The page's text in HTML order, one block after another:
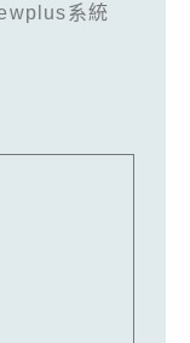
系統